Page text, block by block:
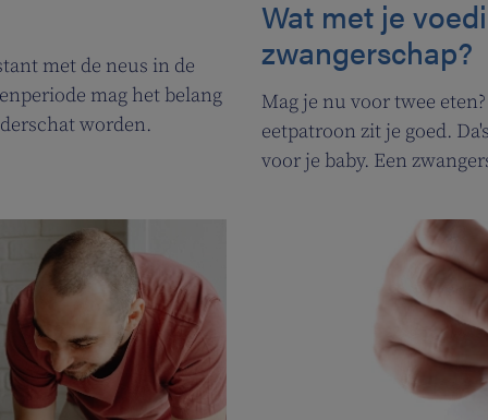
met de neus in de
mag het belang
worden.
Wat met je
zwangerschap?
Mag je nu voor twee
eetpatroon zit je goed.
voor je baby. Een